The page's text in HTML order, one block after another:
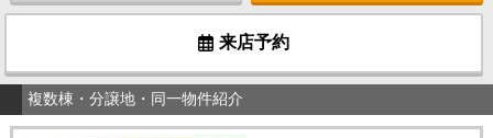
来店予約
複数棟・分譲地・同一物件紹介